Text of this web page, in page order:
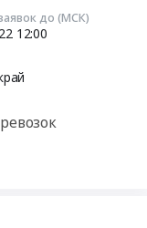
до (МСК)
12:00